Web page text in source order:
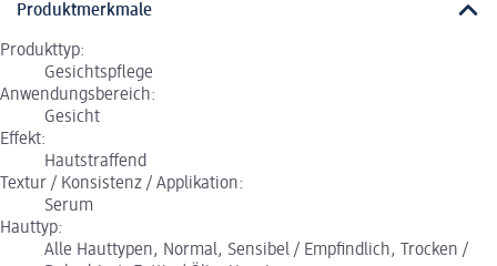
Produktmerkmale
Produkttyp:
Gesichtspflege
Anwendungsbereich:
Gesicht
Effekt:
Hautstraffend
Textur / Konsistenz / Applikation:
Serum
Hauttyp:
Alle Hauttypen, Normal, Sensibel / Empfindlich, Trocken /